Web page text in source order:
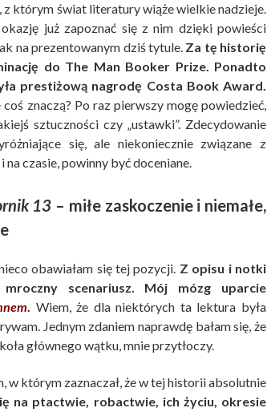
którym świat literatury wiąże wielkie nadzieje.
już zapoznać się z nim dzięki powieści
na prezentowanym dziś tytule. Za tę historię
do The Man Booker Prize. Ponadto
prestiżową nagrodę Costa Book Award.
znaczą? Po raz pierwszy mogę powiedzieć,
sztuczności czy „ustawki”. Zdecydowanie
się, ale niekoniecznie związane z
czasie, powinny być doceniane.
13 – miłe zaskoczenie i niemałe,
obawiałam się tej pozycji. Z opisu i notki
scenariusz. Mój mózg uparcie
. Wiem, że dla niektórych ta lektura była
Jednym zdaniem naprawdę bałam się, że
głównego wątku, mnie przytłoczy.
w którym zaznaczał, że w tej historii absolutnie
na ptactwie, robactwie, ich życiu, okresie